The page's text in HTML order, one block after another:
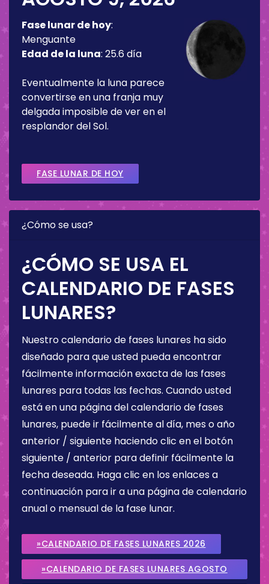
Fase lunar de hoy:
Menguante
Edad de la luna: 25.6 día
Eventualmente la luna parece
convertirse en una franja muy
delgada imposible de ver en el
resplandor del Sol.
FASE LUNAR DE HOY
¿Cómo se usa?
¿CÓMO SE USA EL
CALENDARIO DE FASES
LUNARES?
Nuestro calendario de fases lunares ha sido
diseñado para que usted pueda encontrar
fácilmente información exacta de las fases
lunares para todas las fechas. Cuando usted
está en una página del calendario de fases
lunares, puede ir fácilmente al día, mes o año
anterior / siguiente haciendo clic en el botón
siguiente / anterior para definir fácilmente la
fecha deseada. Haga clic en los enlaces a
continuación para ir a una página de calendario
anual o mensual de la fase lunar.
»CALENDARIO DE FASES LUNARES 2026
»CALENDARIO DE FASES LUNARES AGOSTO